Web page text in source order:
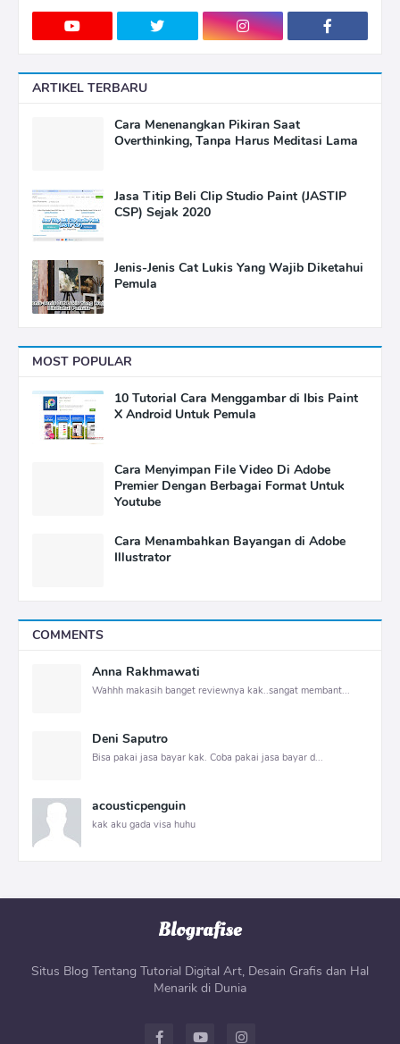
ARTIKEL TERBARU
Cara Menenangkan Pikiran Saat
Overthinking, Tanpa Harus Meditasi Lama
Jasa Titip Beli Clip Studio Paint (JASTIP
CSP) Sejak 2020
Jenis-Jenis Cat Lukis Yang Wajib Diketahui
Pemula
MOST POPULAR
10 Tutorial Cara Menggambar di Ibis Paint
X Android Untuk Pemula
Cara Menyimpan File Video Di Adobe
Premier Dengan Berbagai Format Untuk
Youtube
Cara Menambahkan Bayangan di Adobe
Illustrator
COMMENTS
Anna Rakhmawati
Wahhh makasih banget reviewnya kak..sangat membant...
Deni Saputro
Bisa pakai jasa bayar kak. Coba pakai jasa bayar d...
acousticpenguin
kak aku gada visa huhu
Situs Blog Tentang Tutorial Digital Art, Desain Grafis dan Hal
Menarik di Dunia